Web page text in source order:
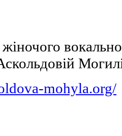
жіночого
mohyla.org/